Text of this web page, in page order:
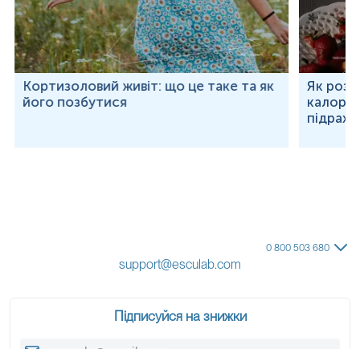
Кортизоловий живіт: що це таке та як
його позбутися
Як
0 800 503 680
support@esculab.com
Підписуйся на знижки